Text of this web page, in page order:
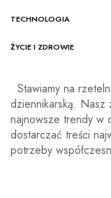
TECHNOLOGIA
ŻYCIE I ZDROWIE
Stawiamy na
dziennikarską. Nasz
najnowsze trendy w
dostarczać treści
potrzeby